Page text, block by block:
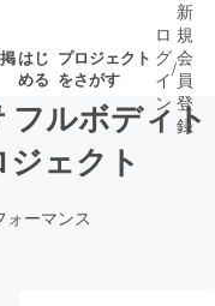
はじ
める
プロジェクト
をさがす
ェクト
ロ
グ
イ
ン
/
新
規
会
員
登
録
ルボディト
ェクト
ォーマンス